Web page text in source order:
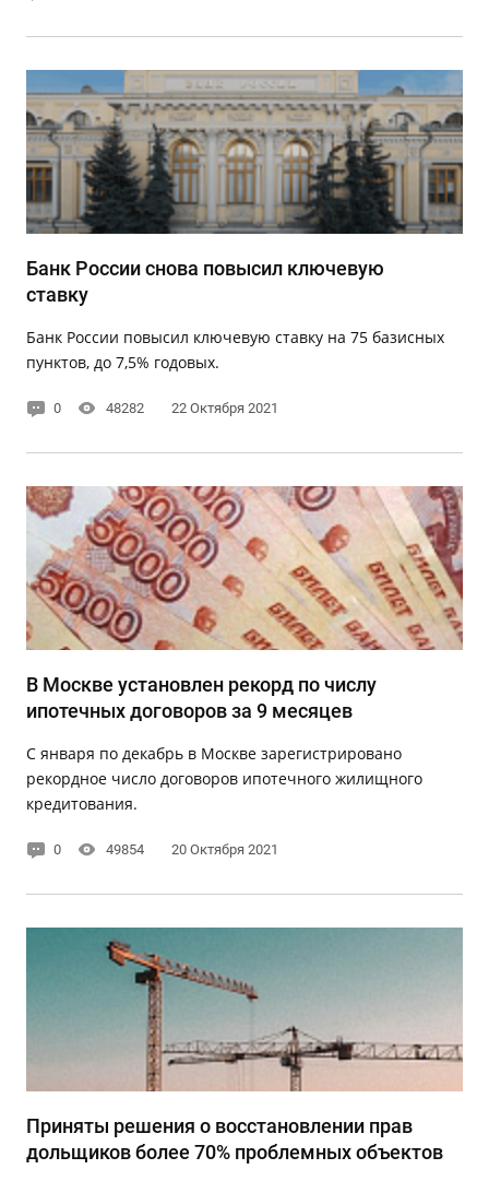
Банк России снова повысил ключевую
ставку
Банк России повысил ключевую ставку на 75 базисных
пунктов, до 7,5% годовых.
0 48282 22 Октября 2021
В Москве установлен рекорд по числу
ипотечных договоров за 9 месяцев
С января по декабрь в Москве зарегистрировано
рекордное число договоров ипотечного жилищного
кредитования.
0 49854 20 Октября 2021
Приняты решения о восстановлении прав
дольщиков более 70% проблемных объектов